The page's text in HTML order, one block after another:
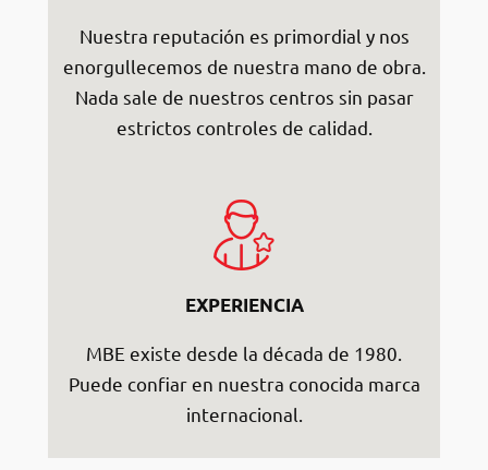
Nuestra reputación es primordial y nos
enorgullecemos de nuestra mano de obra.
Nada sale de nuestros centros sin pasar
estrictos controles de calidad.
EXPERIENCIA
MBE existe desde la década de 1980.
Puede confiar en nuestra conocida marca
internacional.